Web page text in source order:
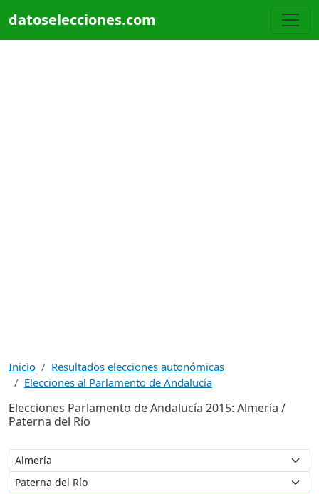
datoselecciones.com
Inicio
Resultados elecciones autonómicas
Elecciones al Parlamento de Andalucía
Elecciones Parlamento de Andalucía 2015: Almería /
Paterna del Río